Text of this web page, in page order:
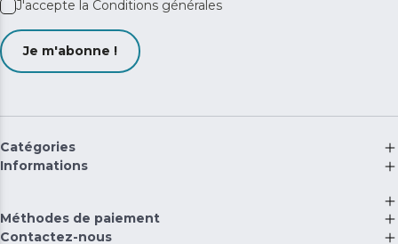
J'accepte la Conditions générales
Je m'abonne !
Catégories
Informations
Méthodes de paiement
Contactez-nous